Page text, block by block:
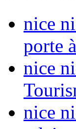
nice
porte
nice
nice